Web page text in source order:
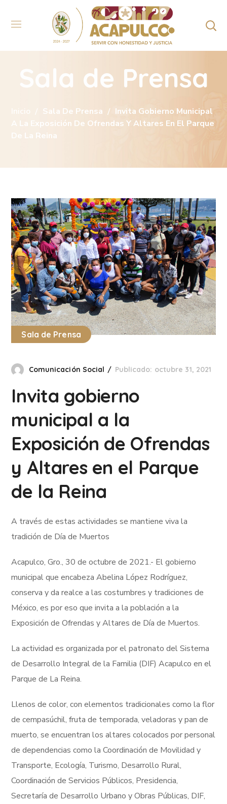
Sala de Prensa
Inicio Sala De Prensa
Invita Gobierno Municipal
A La Exposición De Ofrendas Y Altares En El Parque
De La Reina
Sala de Prensa
Comunicación Social Publicado: octubre 31, 2021
Invita gobierno
municipal a la
Exposición de Ofrendas
y Altares en el Parque
de la Reina
A través de estas actividades se mantiene viva la
tradición de Día de Muertos
Acapulco, Gro., 30 de octubre de 2021.- El gobierno
municipal que encabeza Abelina López Rodríguez,
conserva y da realce a las costumbres y tradiciones de
México, es por eso que invita a la población a la
Exposición de Ofrendas y Altares de Día de Muertos.
La actividad es organizada por el patronato del Sistema
de Desarrollo Integral de la Familia (DIF) Acapulco en el
Parque de La Reina.
Llenos de color, con elementos tradicionales como la flor
de cempasúchil, fruta de temporada, veladoras y pan de
muerto, se encuentran los altares colocados por personal
de dependencias como la Coordinación de Movilidad y
Transporte, Ecología, Turismo, Desarrollo Rural,
Coordinación de Servicios Públicos, Presidencia,
Secretaría de Desarrollo Urbano y Obras Públicas, DIF,